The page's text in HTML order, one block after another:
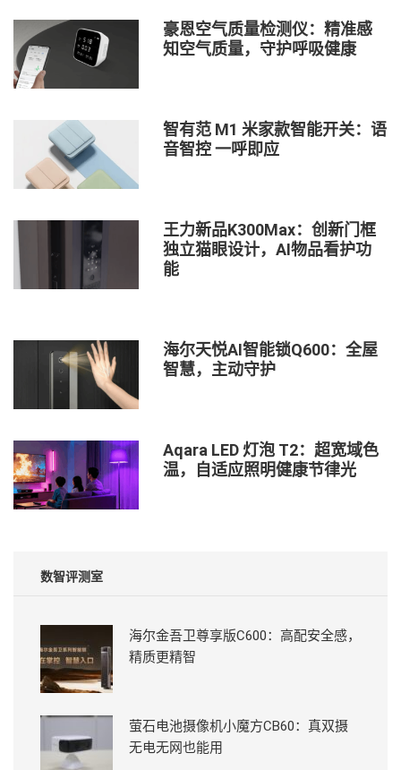
豪恩空气质量检测仪：精准感
知空气质量，守护呼吸健康
智有范 M1 米家款智能开关：语
音智控 一呼即应
王力新品K300Max：创新门框
独立猫眼设计，AI物品看护功
能
海尔天悦AI智能锁Q600：全屋
智慧，主动守护
Aqara LED 灯泡 T2：超宽域色
温，自适应照明健康节律光
数智评测室
海尔金吾卫尊享版C600：高配安全感，
精质更精智
萤石电池摄像机小魔方CB60：真双摄
无电无网也能用